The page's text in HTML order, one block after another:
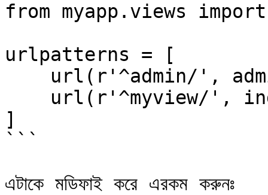
from myapp.views
urlpatterns = [
]
```
এটাকে মডিফাই করে এরকম করুনঃ